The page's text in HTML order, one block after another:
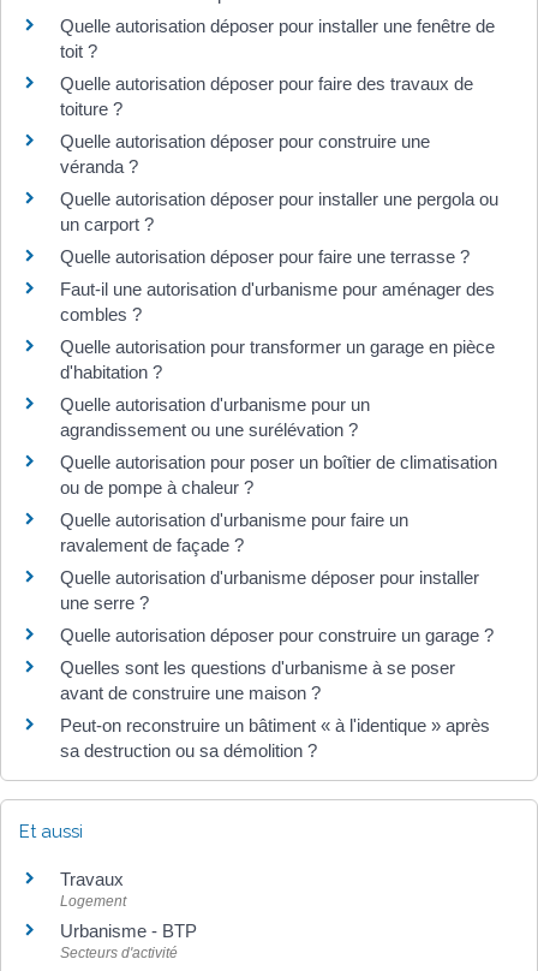
Quelle autorisation déposer pour installer une fenêtre de
toit ?
Quelle autorisation déposer pour faire des travaux de
toiture ?
Quelle autorisation déposer pour construire une
véranda ?
Quelle autorisation déposer pour installer une pergola ou
un carport ?
Quelle autorisation déposer pour faire une terrasse ?
Faut-il une autorisation d'urbanisme pour aménager des
combles ?
Quelle autorisation pour transformer un garage en pièce
d'habitation ?
Quelle autorisation d'urbanisme pour un
agrandissement ou une surélévation ?
Quelle autorisation pour poser un boîtier de climatisation
ou de pompe à chaleur ?
Quelle autorisation d'urbanisme pour faire un
ravalement de façade ?
Quelle autorisation d'urbanisme déposer pour installer
une serre ?
Quelle autorisation déposer pour construire un garage ?
Quelles sont les questions d'urbanisme à se poser
avant de construire une maison ?
Peut-on reconstruire un bâtiment « à l'identique » après
sa destruction ou sa démolition ?
Et aussi
Travaux
Logement
Urbanisme - BTP
Secteurs d'activité